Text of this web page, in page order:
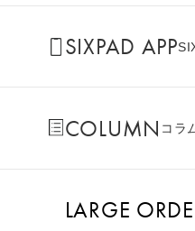
SIXPAD APP
COLUMN コラ
LARGE